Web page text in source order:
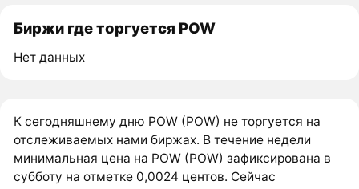
Биржи где торгуется POW
Нет данных
К сегодняшнему дню POW (POW) не торгуется на
отслеживаемых нами биржах. В течение недели
минимальная цена на POW (POW) зафиксирована в
субботу на отметке 0,0024 центов. Сейчас